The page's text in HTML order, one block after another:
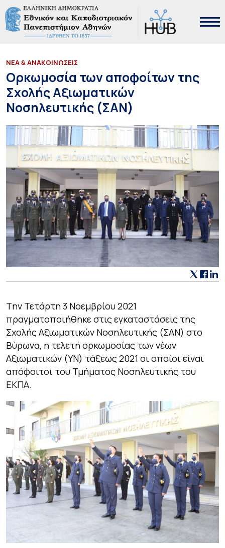
ΝΕΑ & ΑΝΑΚΟΙΝΩΣΕΙΣ
Ορκωμοσία των αποφοίτων της
Σχολής Αξιωματικών
Νοσηλευτικής (ΣΑΝ)
Tην Τετάρτη 3 Νοεμβρίου 2021
πραγματοποιήθηκε στις εγκαταστάσεις της
Σχολής Αξιωματικών Νοσηλευτικής (ΣΑΝ) στο
Βύρωνα, η τελετή ορκωμοσίας των νέων
Αξιωματικών (ΥΝ) τάξεως 2021 οι οποίοι είναι
απόφοιτοι του Τμήματος Νοσηλευτικής του
ΕΚΠΑ.